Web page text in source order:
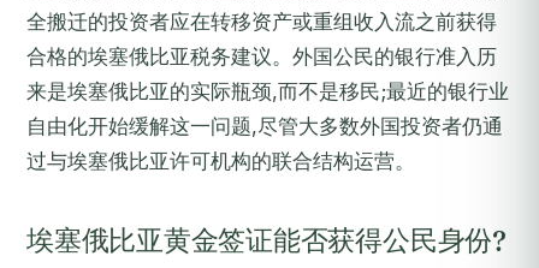
全搬迁的投资者应在转移资产或重组收入流之前获得
合格的埃塞俄比亚税务建议。外国公民的银行准入历
来是埃塞俄比亚的实际瓶颈,而不是移民;最近的银行业
自由化开始缓解这一问题,尽管大多数外国投资者仍通
过与埃塞俄比亚许可机构的联合结构运营。
埃塞俄比亚黄金签证能否获得公民身份?